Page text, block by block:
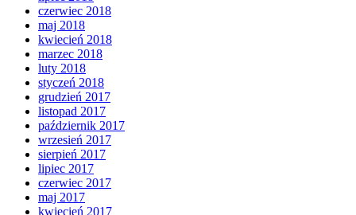
czerwiec 2018
maj 2018
kwiecień 2018
marzec 2018
luty 2018
styczeń 2018
grudzień 2017
listopad 2017
październik 2017
wrzesień 2017
sierpień 2017
lipiec 2017
czerwiec 2017
maj 2017
kwiecień 2017